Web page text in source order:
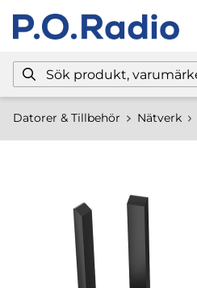
Datorer & Tillbehör Nätverk